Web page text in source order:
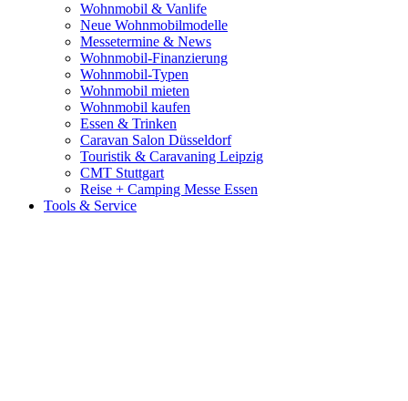
Wohnmobil & Vanlife
Neue Wohnmobilmodelle
Messetermine & News
Wohnmobil-Finanzierung
Wohnmobil-Typen
Wohnmobil mieten
Wohnmobil kaufen
Essen & Trinken
Caravan Salon Düsseldorf
Touristik & Caravaning Leipzig
CMT Stuttgart
Reise + Camping Messe Essen
Tools & Service